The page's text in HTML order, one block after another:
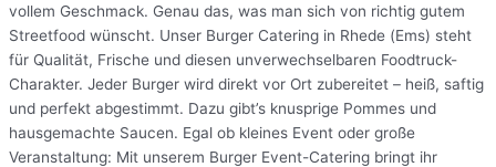
vollem Geschmack. Genau das, was man sich von richtig gutem
Streetfood wünscht. Unser Burger Catering in Rhede (Ems) steht
für Qualität, Frische und diesen unverwechselbaren Foodtruck-
Charakter. Jeder Burger wird direkt vor Ort zubereitet – heiß, saftig
und perfekt abgestimmt. Dazu gibt’s knusprige Pommes und
hausgemachte Saucen. Egal ob kleines Event oder große
Veranstaltung: Mit unserem Burger Event-Catering bringt ihr